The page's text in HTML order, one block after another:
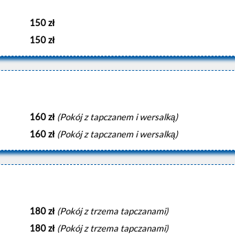
150 zł
150 zł
160 zł (Pokój z tapczanem i wersalką)
160 zł (Pokój z tapczanem i wersalką)
180 zł (Pokój z trzema tapczanami)
180 zł (Pokój z trzema tapczanami)